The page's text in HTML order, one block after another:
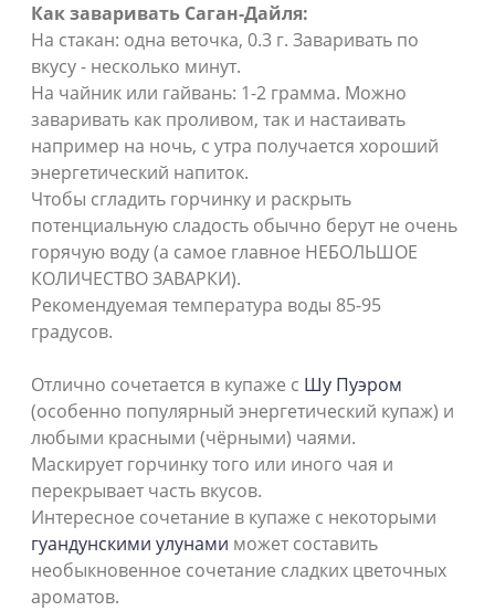
Как заваривать Саган-Дайля:
На стакан: одна веточка, 0.3 г. Заваривать по
вкусу - несколько минут.
На чайник или гайвань: 1-2 грамма. Можно
заваривать как проливом, так и настаивать
например на ночь, с утра получается хороший
энергетический напиток.
Чтобы сгладить горчинку и раскрыть
потенциальную сладость обычно берут не очень
горячую воду (а самое главное НЕБОЛЬШОЕ
КОЛИЧЕСТВО ЗАВАРКИ).
Рекомендуемая температура воды 85-95
градусов.
Отлично сочетается в купаже с Шу Пуэром
(особенно популярный энергетический купаж) и
любыми красными (чёрными) чаями.
Маскирует горчинку того или иного чая и
перекрывает часть вкусов.
Интересное сочетание в купаже с некоторыми
гуандунскими улунами может составить
необыкновенное сочетание сладких цветочных
ароматов.